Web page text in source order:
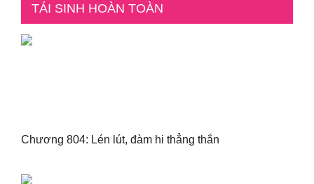
TÁI SINH HOÀN TOÀN
Chương 804: Lén lút, đàm hi thẳng thắn